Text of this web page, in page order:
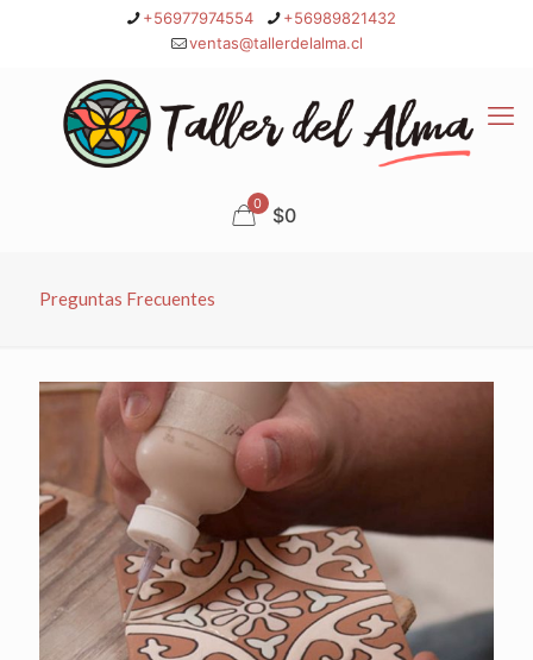
+56977974554
+56989821432
ventas@tallerdelalma.cl
0 $0
Preguntas Frecuentes